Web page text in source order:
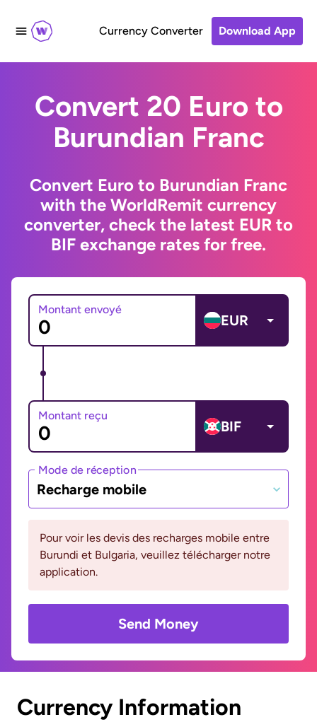
Currency Converter Download App
Convert 20 Euro to
Burundian Franc
Convert Euro to Burundian Franc
with the WorldRemit currency
converter, check the latest EUR to
BIF exchange rates for free.
Montant envoyé
EUR
Montant reçu
BIF
Mode de réception
Recharge mobile
Pour voir les devis des recharges mobile entre
Burundi et Bulgaria, veuillez télécharger notre
application.
Send Money
Currency Information